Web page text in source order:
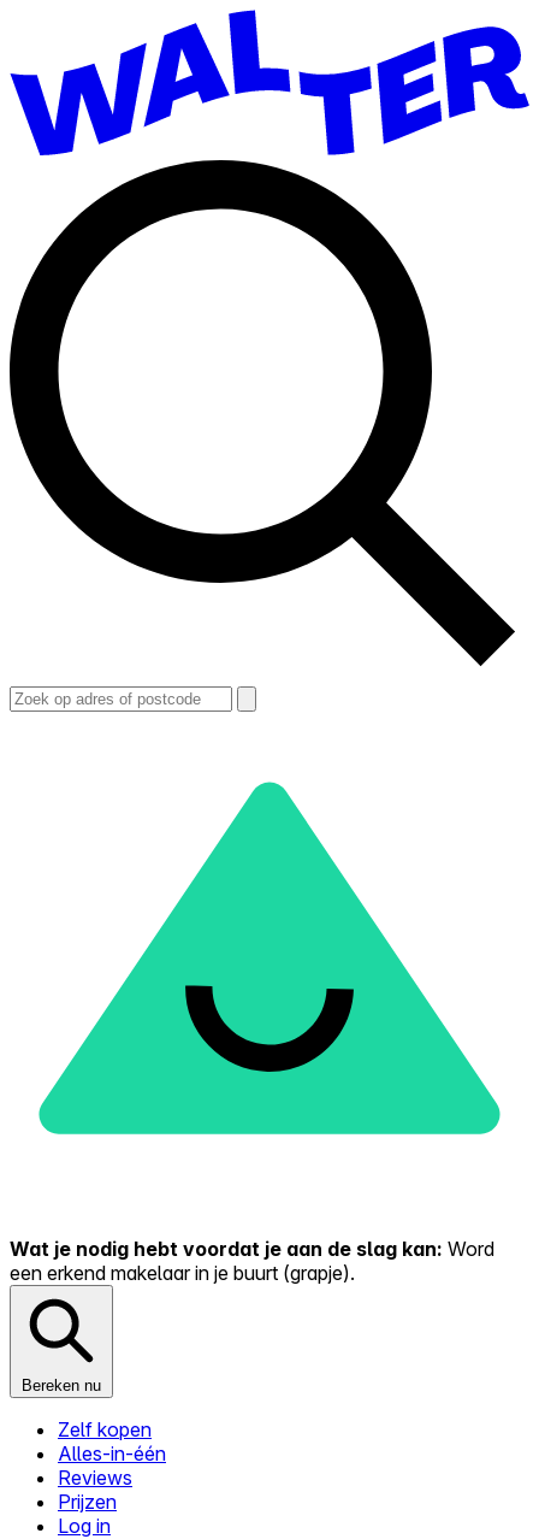
Wat je nodig hebt voordat je aan de slag kan: Word
een erkend makelaar in je buurt (grapje).
Bereken nu
Zelf kopen
Alles-in-één
Reviews
Prijzen
Log in